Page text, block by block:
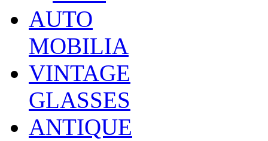
AUTO
MOBILIA
VINTAGE
GLASSES
ANTIQUE